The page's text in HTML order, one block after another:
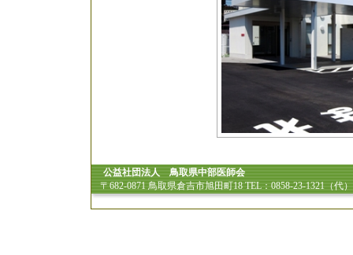
公益社団法人 鳥取県中部医師会
〒682-0871 鳥取県倉吉市旭田町18 TEL：0858-23-1321（代